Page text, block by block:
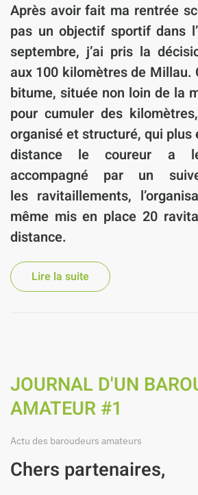
Après avoir fait ma rentrée
pas un objectif sportif dans
septembre, j’ai pris la
aux 100 kilomètres de Millau.
bitume, située non loin de la
pour cumuler des
organisé et structuré, qui plus
distance le coureur a
accompagné par un
les ravitaillements,
même mis en place 20
distance.
Lire la suite
JOURNAL D'UN
AMATEUR #1
Actu des baroudeurs amateurs
Chers partenaires,